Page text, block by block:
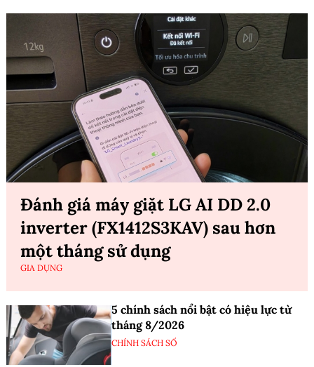
Đánh giá máy giặt LG AI DD 2.0
inverter (FX1412S3KAV) sau hơn
một tháng sử dụng
GIA DỤNG
5 chính sách nổi bật có hiệu lực từ
tháng 8/2026
CHÍNH SÁCH SỐ